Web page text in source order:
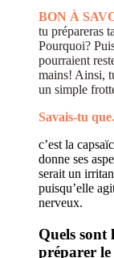
BON À
tu prépareras
Pourquoi?
pourraient
mains! Ainsi,
un simple
Savais-tu
c’est la
donne ses
serait un
puisqu’elle
nerveux.
Quels sont
préparer